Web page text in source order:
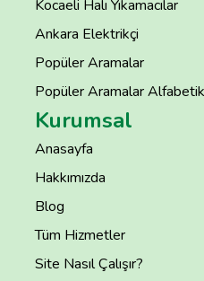
Kocaeli Halı Yıkamacılar
Ankara Elektrikçi
Popüler Aramalar
Popüler Aramalar Alfabetik
Kurumsal
Anasayfa
Hakkımızda
Blog
Tüm Hizmetler
Site Nasıl Çalışır?